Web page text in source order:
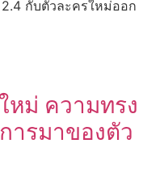
กับตัวละครใหม่ออก
หม่ ความทรง
ารมาของตัว